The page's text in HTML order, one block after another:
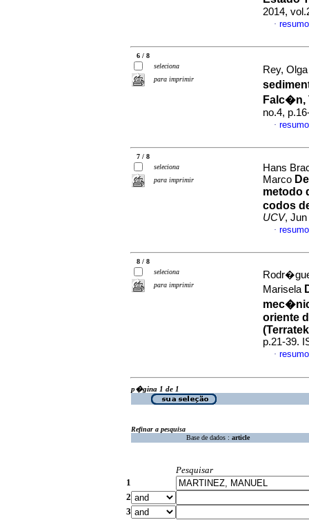
2014,
·
6 / 8
seleciona
para imprimir
Rey,
Falc�n,
no.4,
·
7 / 8
seleciona
para imprimir
Hans
Marco
metodo
codos
UCV, Jun
·
8 / 8
seleciona
para imprimir
Marisela
oriente
p.21-39.
·
p�gina 1 de 1
Refinar a pesquisa
Base de dados : article
Pesquisar
1
2
3